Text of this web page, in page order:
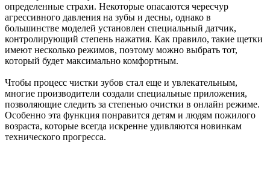
определенные страхи. Некоторые опасаются чересчур
агрессивного давления на зубы и десны, однако в
большинстве моделей установлен специальный датчик,
контролирующий степень нажатия. Как правило, такие щетки
имеют несколько режимов, поэтому можно выбрать тот,
который будет максимально комфортным.
Чтобы процесс чистки зубов стал еще и увлекательным,
многие производители создали специальные приложения,
позволяющие следить за степенью очистки в онлайн режиме.
Особенно эта функция понравится детям и людям пожилого
возраста, которые всегда искренне удивляются новинкам
технического прогресса.